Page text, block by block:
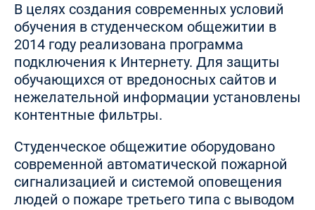
В целях создания современных условий
обучения в студенческом общежитии в
2014 году реализована программа
подключения к Интернету. Для защиты
обучающихся от вредоносных сайтов и
нежелательной информации установлены
контентные фильтры.
Студенческое общежитие оборудовано
современной автоматической пожарной
сигнализацией и системой оповещения
людей о пожаре третьего типа с выводом